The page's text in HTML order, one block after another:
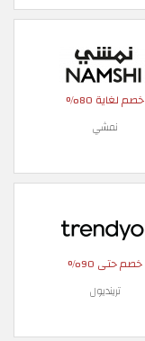
خصم لغاية 80%
نمشي
خصم حتى 90%
ترينديول